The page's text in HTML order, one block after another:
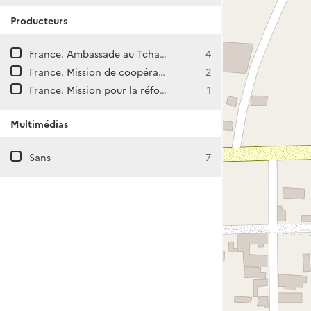
Producteurs
France. Ambassade au Tchad (Ndjamena)
4
France. Mission de coopération et d'action culturelle à Ndjamena (Tchad)
2
France. Mission pour la réforme administrative au Tchad (Ndjamena)
1
Multimédias
Sans 7